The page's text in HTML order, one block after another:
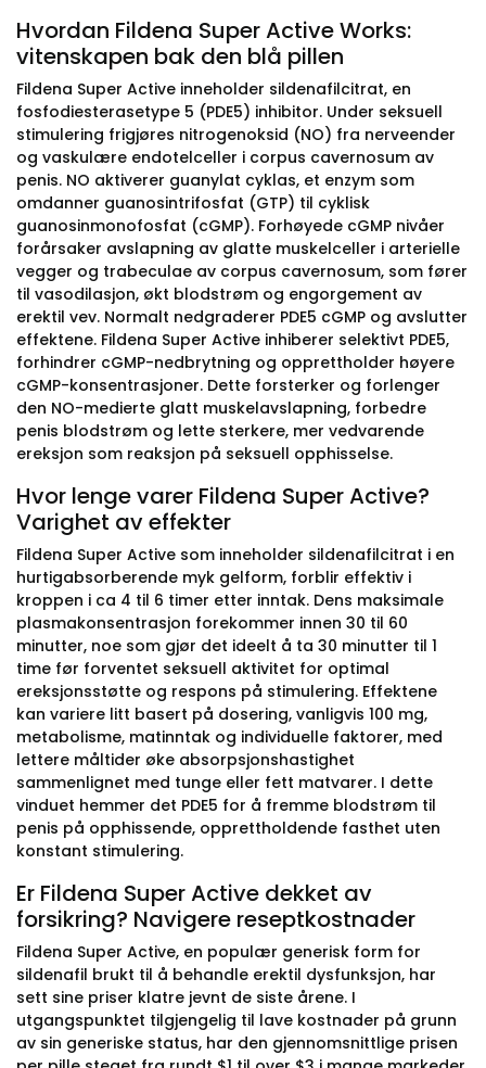
Hvordan Fildena Super Active Works:
vitenskapen bak den blå pillen
Fildena Super Active inneholder sildenafilcitrat, en
fosfodiesterasetype 5 (PDE5) inhibitor. Under seksuell
stimulering frigjøres nitrogenoksid (NO) fra nerveender
og vaskulære endotelceller i corpus cavernosum av
penis. NO aktiverer guanylat cyklas, et enzym som
omdanner guanosintrifosfat (GTP) til cyklisk
guanosinmonofosfat (cGMP). Forhøyede cGMP nivåer
forårsaker avslapning av glatte muskelceller i arterielle
vegger og trabeculae av corpus cavernosum, som fører
til vasodilasjon, økt blodstrøm og engorgement av
erektil vev. Normalt nedgraderer PDE5 cGMP og avslutter
effektene. Fildena Super Active inhiberer selektivt PDE5,
forhindrer cGMP-nedbrytning og opprettholder høyere
cGMP-konsentrasjoner. Dette forsterker og forlenger
den NO-medierte glatt muskelavslapning, forbedre
penis blodstrøm og lette sterkere, mer vedvarende
ereksjon som reaksjon på seksuell opphisselse.
Hvor lenge varer Fildena Super Active?
Varighet av effekter
Fildena Super Active som inneholder sildenafilcitrat i en
hurtigabsorberende myk gelform, forblir effektiv i
kroppen i ca 4 til 6 timer etter inntak. Dens maksimale
plasmakonsentrasjon forekommer innen 30 til 60
minutter, noe som gjør det ideelt å ta 30 minutter til 1
time før forventet seksuell aktivitet for optimal
ereksjonsstøtte og respons på stimulering. Effektene
kan variere litt basert på dosering, vanligvis 100 mg,
metabolisme, matinntak og individuelle faktorer, med
lettere måltider øke absorpsjonshastighet
sammenlignet med tunge eller fett matvarer. I dette
vinduet hemmer det PDE5 for å fremme blodstrøm til
penis på opphissende, opprettholdende fasthet uten
konstant stimulering.
Er Fildena Super Active dekket av
forsikring? Navigere reseptkostnader
Fildena Super Active, en populær generisk form for
sildenafil brukt til å behandle erektil dysfunksjon, har
sett sine priser klatre jevnt de siste årene. I
utgangspunktet tilgjengelig til lave kostnader på grunn
av sin generiske status, har den gjennomsnittlige prisen